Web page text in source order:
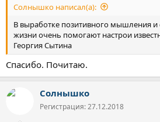
Солнышко написал(а):
В выработке позитивного мышления и
жизни очень помогают настрои
Георгия Сытина
Спасибо. Почитаю.
Солнышко
Регистрация: 27.12.2018